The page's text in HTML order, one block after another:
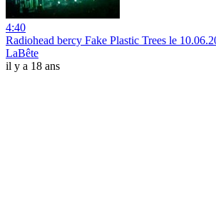
4:40
Radiohead bercy Fake Plastic Trees le
LaBête
il y a 18 ans